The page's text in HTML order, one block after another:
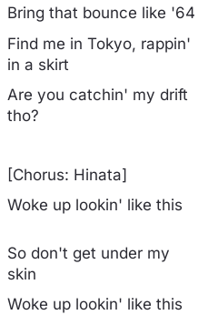
Bring that bounce like '64
Find me in Tokyo, rappin'
in a skirt
Are you catchin' my drift
tho?
[Chorus: Hinata]
Woke up lookin' like this
So don't get under my
skin
Woke up lookin' like this